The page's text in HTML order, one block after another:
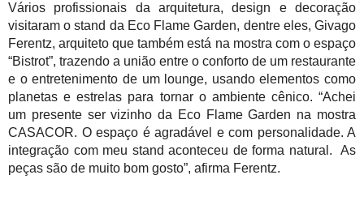
Vários profissionais da arquitetura, design e decoração
visitaram o stand da Eco Flame Garden, dentre eles, Givago
Ferentz, arquiteto que também está na mostra com o espaço
“Bistrot”, trazendo a união entre o conforto de um restaurante
e o entretenimento de um lounge, usando elementos como
planetas e estrelas para tornar o ambiente cênico. “Achei
um presente ser vizinho da Eco Flame Garden na mostra
CASACOR. O espaço é agradável e com personalidade. A
integração com meu stand aconteceu de forma natural.  As
peças são de muito bom gosto”, afirma Ferentz.